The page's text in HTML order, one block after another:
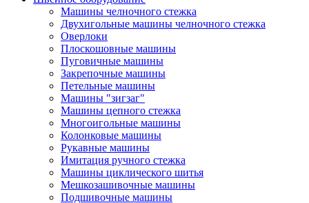
Машины челночного стежка
Двухигольные машины челночного стежка
Оверлоки
Плоскошовные машины
Пуговичные машины
Закрепочные машины
Петельные машины
Машины "зигзаг"
Машины цепного стежка
Многоигольные машины
Колонковые машины
Рукавные машины
Имитация ручного стежка
Машины циклического шитья
Мешкозашивочные машины
Подшивочные машины